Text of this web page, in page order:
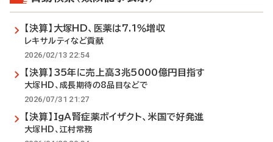
【決算】大塚HD、医薬は7.1％増収
レキサルティなど貢献
2026/02/13 22:54
【決算】35年に売上高3兆5000億円目指す
大塚HD、成長期待の8品目などで
2026/07/31 21:27
【決算】IgA腎症薬ボイザクト、米国で好発進
大塚HD、江村常務